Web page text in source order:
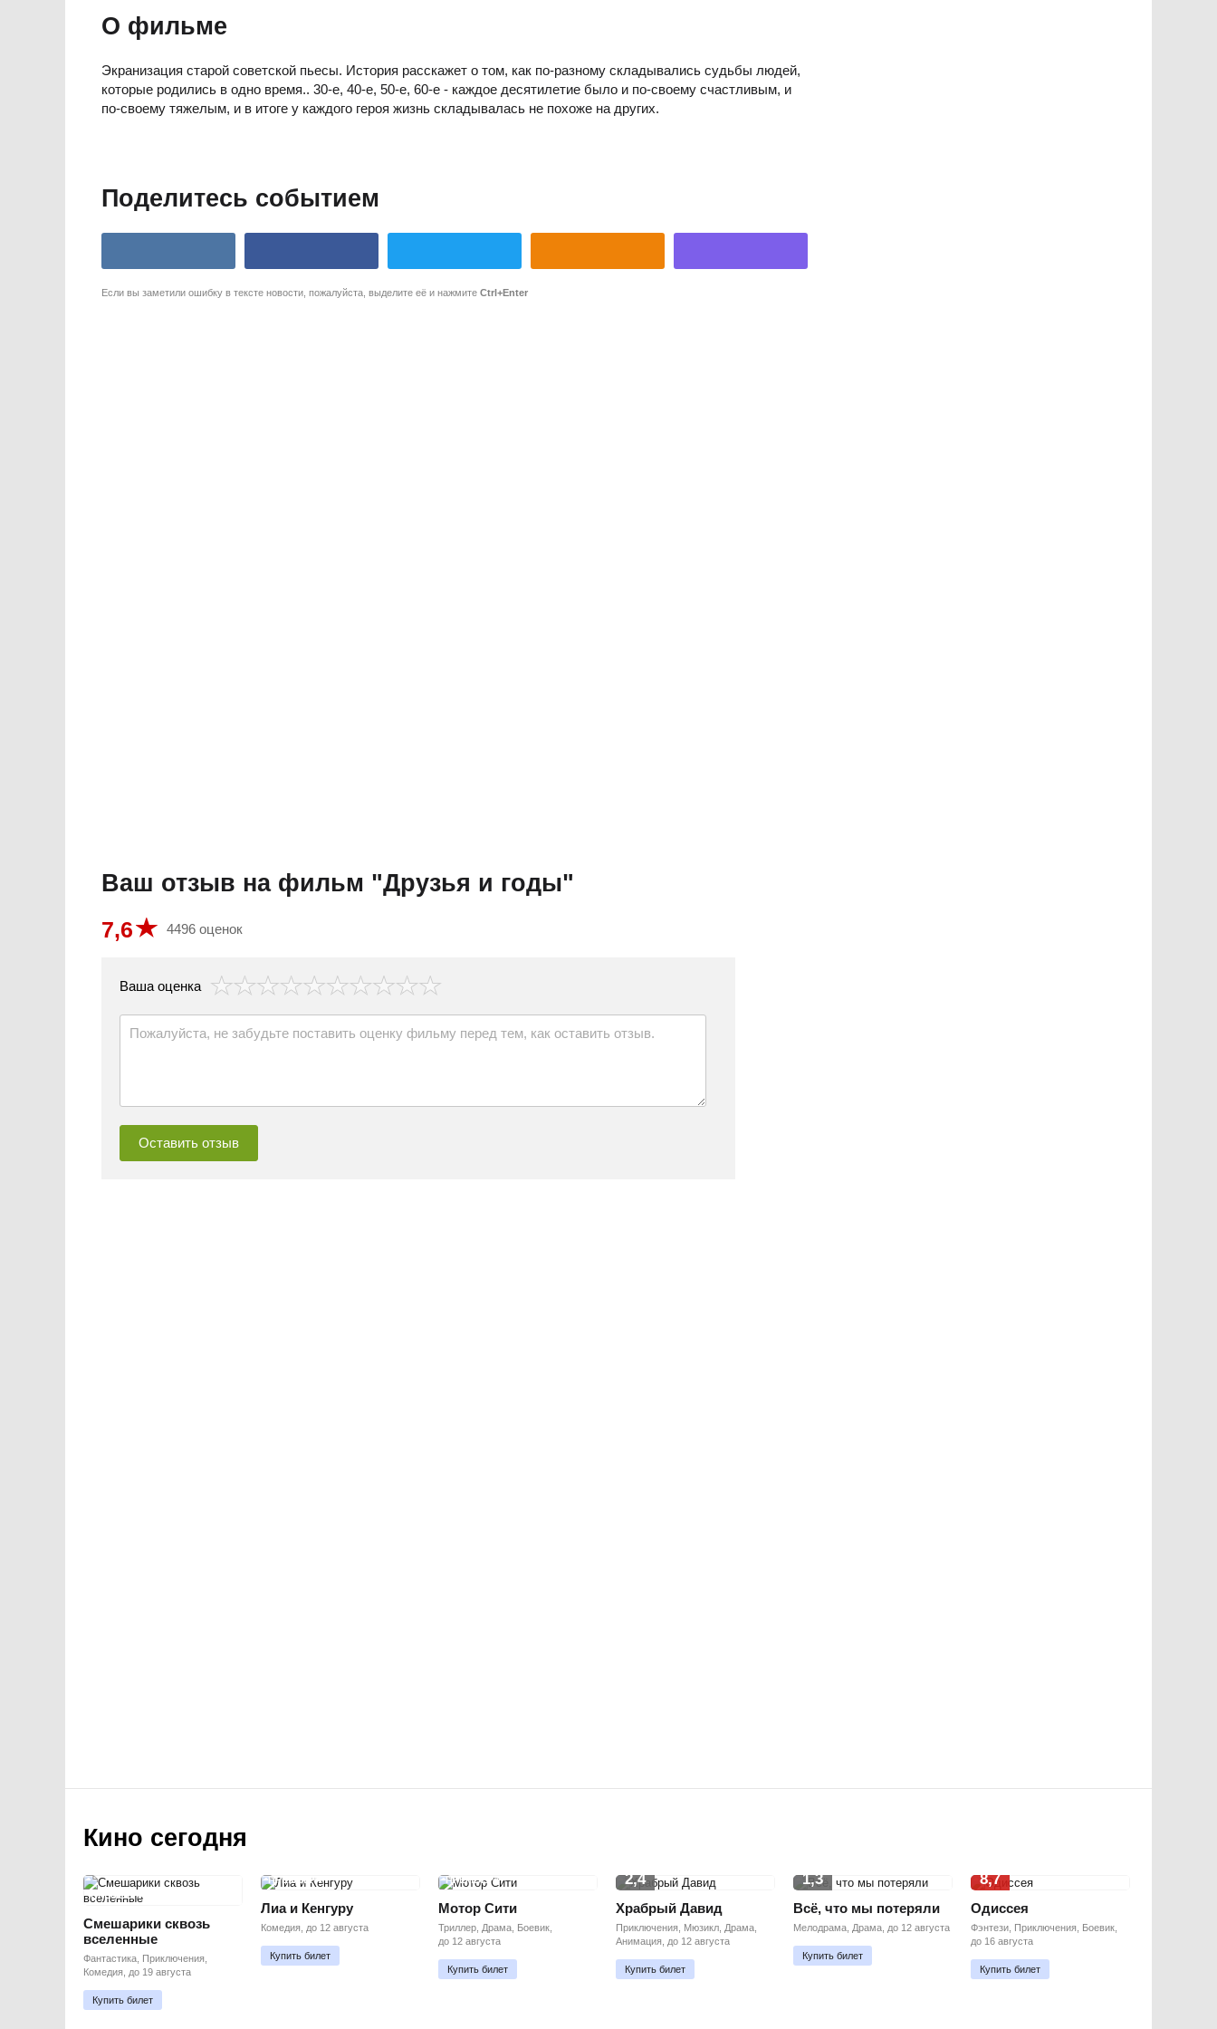
О фильме
Экранизация старой советской пьесы. История расскажет о том, как по-разному складывались судьбы людей,
которые родились в одно время.. 30-е, 40-е, 50-е, 60-е - каждое десятилетие было и по-своему счастливым, и
по-своему тяжелым, и в итоге у каждого героя жизнь складывалась не похоже на других.
Поделитесь событием
Если вы заметили ошибку в тексте новости, пожалуйста, выделите её и нажмите Ctrl+Enter
Ваш отзыв на фильм "Друзья и годы"
7,6 4496 оценок
Ваша оценка
Кино сегодня
ПРЕМЬЕРА
Смешарики сквозь
вселенные
Фантастика, Приключения,
Комедия, до 19 августа
Купить билет
ПРЕМЬЕРА
Лиа и Кенгуру
Комедия, до 12 августа
Купить билет
ПРЕМЬЕРА
Мотор Сити
Триллер, Драма, Боевик,
до 12 августа
Купить билет
2,4
Храбрый Давид
Приключения, Мюзикл, Драма,
Анимация, до 12 августа
Купить билет
1,3
Всё, что мы потеряли
Мелодрама, Драма, до 12 августа
Купить билет
8,7
Одиссея
Фэнтези, Приключения, Боевик,
до 16 августа
Купить билет